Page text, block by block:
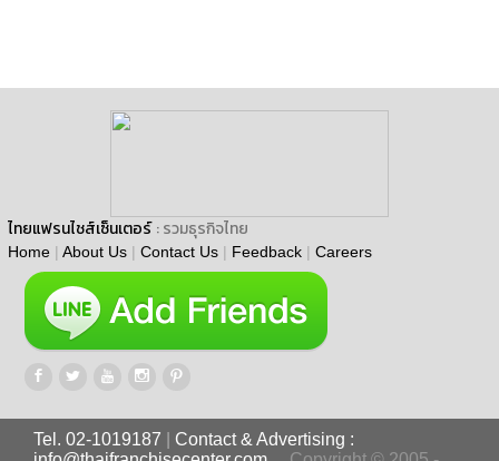
ไทยแฟรนไชส์เซ็นเตอร์ : รวมธุรกิจไทย
Home | About Us | Contact Us | Feedback | Careers
Tel. 02-1019187
Contact & Advertising :